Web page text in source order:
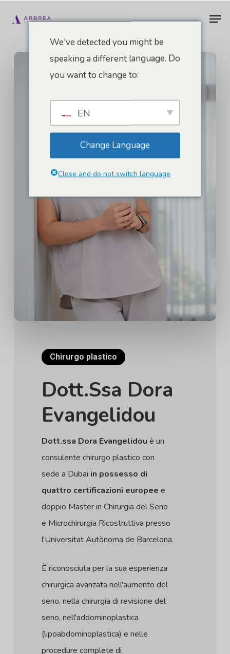
principale
Chirurgo plastico
Dott.ssa Dora
Evangelidou
Dott.ssa Dora Evangelidou è un
consulente chirurgo plastico con
sede a Dubai in possesso di
quattro certificazioni europee e
doppio Master in Chirurgia del Seno
e Microchirurgia Ricostruttiva presso
l'Universitat Autònoma de Barcelona.
È riconosciuta per la sua esperienza
chirurgica avanzata nell'aumento del
seno, nella chirurgia di revisione del
seno, nell'addominoplastica
(lipoabdominoplastica) e nelle
procedure complete di
We've detected you might be
speaking a different language. Do
you want to change to:
EN
Change Language
Close and do not switch language